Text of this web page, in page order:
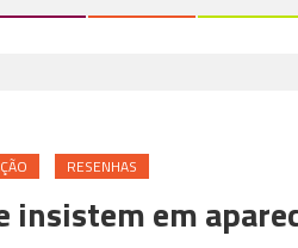
RESENHAS
insistem em